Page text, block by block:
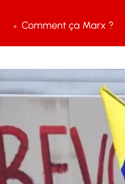
Comment ça Marx ?